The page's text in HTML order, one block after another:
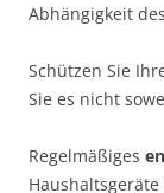
Abhängigkeit
Schützen Sie
Sie es nicht
Regelmäßiges